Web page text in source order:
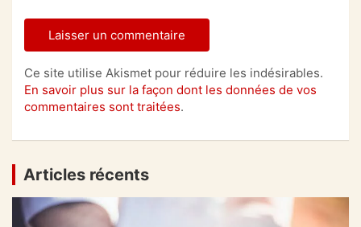
Ce site utilise Akismet pour réduire les indésirables.
En savoir plus sur la façon dont les données de vos
commentaires sont traitées.
Articles récents